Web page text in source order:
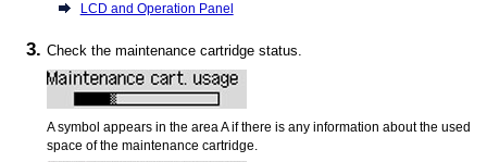
LCD and Operation Panel
Check themaintenance cartridge status.
A symbol appears in the area A if there is any information about the used
space of themaintenance cartridge